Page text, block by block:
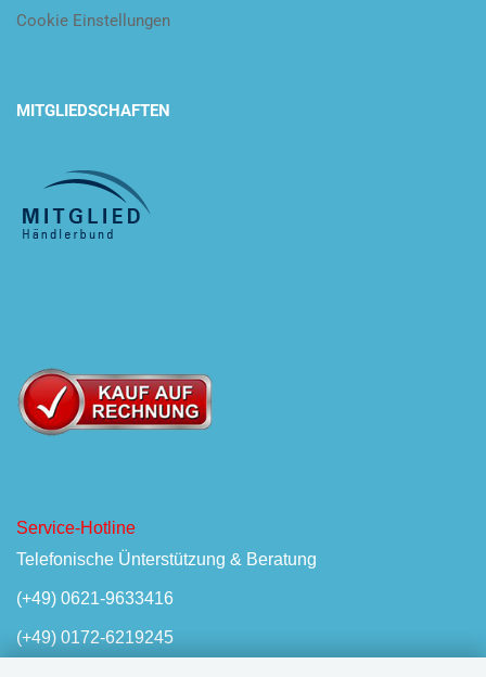
Cookie Einstellungen
MITGLIEDSCHAFTEN
Service-Hotline
Telefonische Ünterstützung & Beratung
(+49) 0621-9633416
(+49) 0172-6219245